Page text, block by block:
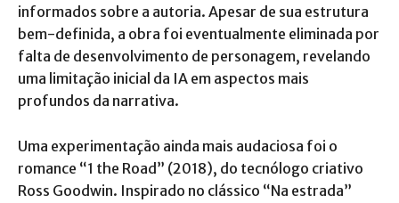
informados sobre a autoria. Apesar de sua estrutura
bem-definida, a obra foi eventualmente eliminada por
falta de desenvolvimento de personagem, revelando
uma limitação inicial da IA em aspectos mais
profundos da narrativa.
Uma experimentação ainda mais audaciosa foi o
romance “1 the Road” (2018), do tecnólogo criativo
Ross Goodwin. Inspirado no clássico “Na estrada”